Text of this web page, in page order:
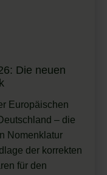
Die neuen
Europäischen
– die
Nomenklatur
der korrekten
für den